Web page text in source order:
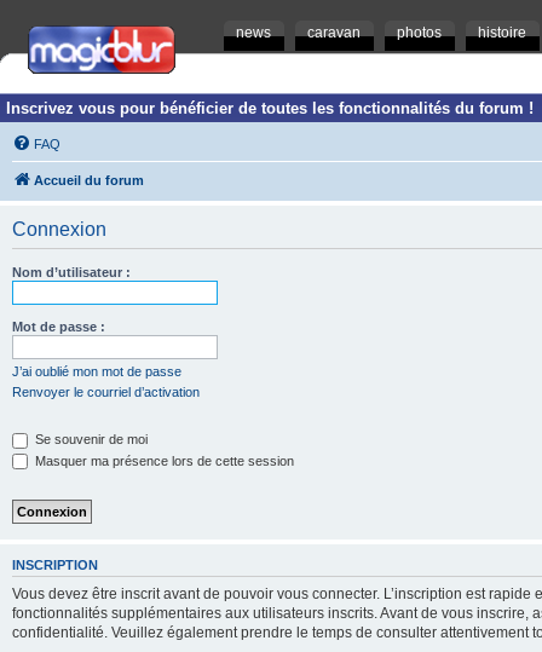
news caravan photos histoire
Inscrivez vous pour bénéficier de toutes les fonctionnalités du forum !
FAQ
Accueil du forum
Connexion
Nom d’utilisateur :
Mot de passe :
J’ai oublié mon mot de passe
Renvoyer le courriel d’activation
Se souvenir de moi
Masquer ma présence lors de cette session
INSCRIPTION
Vous devez être inscrit avant de pouvoir vous connecter. L’inscription est
fonctionnalités supplémentaires aux utilisateurs inscrits. Avant de vous inscrire,
confidentialité. Veuillez également prendre le temps de consulter attentivement